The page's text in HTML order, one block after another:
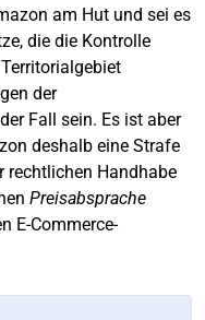
am Hut und sei es
die die Kontrolle
der
Fall sein. Es ist aber
deshalb eine Strafe
rechtlichen Handhabe
Preisabsprache
E-Commerce-